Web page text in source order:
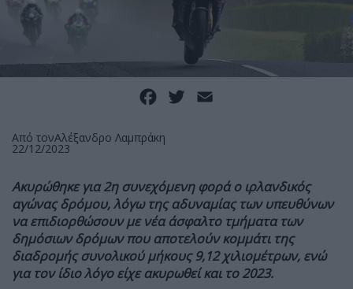
Facebook
Twitter
Από τονΑλέξανδρο Λαμπράκη
22/12/2023
Ακυρώθηκε για 2η συνεχόμενη φορά ο ιρλανδικός
αγώνας δρόμου, λόγω της αδυναμίας των υπευθύνων
να επιδιορθώσουν με νέα άσφαλτο τμήματα των
δημόσιων δρόμων που αποτελούν κομμάτι της
διαδρομής συνολικού μήκους 9,12 χιλιομέτρων, ενώ
για τον ίδιο λόγο είχε ακυρωθεί και το 2023.